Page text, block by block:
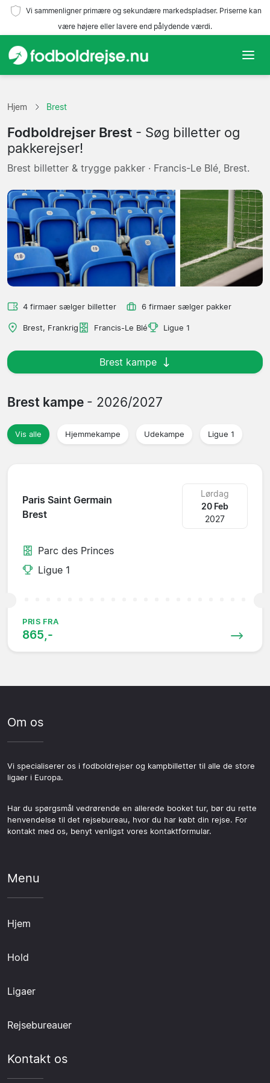
Vi sammenligner primære og sekundære markedspladser. Priserne kan
være højere eller lavere end pålydende værdi.
Hold
Ligaer
Rejsebureauer
Hjem Brest
Fodboldrejser Brest - Søg billetter og
pakkerejser!
Brest billetter & trygge pakker · Francis-Le Blé, Brest.
4 firmaer sælger billetter 6 firmaer sælger pakker
Brest, Frankrig Francis-Le Blé Ligue 1
Brest kampe
Brest kampe - 2026/2027
Vis alle Hjemmekampe Udekampe Ligue 1
Paris Saint Germain
Brest
Lørdag
20 Feb
2027
Parc des Princes
Ligue 1
PRIS FRA
865,-
Om os
Vi specialiserer os i fodboldrejser og kampbilletter til alle de store
ligaer i Europa.
Har du spørgsmål vedrørende en allerede booket tur, bør du rette
henvendelse til det rejsebureau, hvor du har købt din rejse. For
kontakt med os, benyt venligst vores kontaktformular.
Menu
Hjem
Hold
Ligaer
Rejsebureauer
Kontakt os